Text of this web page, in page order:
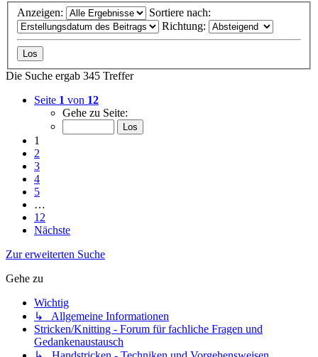
Anzeigen:
Sortiere nach:
Richtung:
Die Suche ergab 345 Treffer
Seite 1 von 12
Gehe zu Seite:
1
2
3
4
5
…
12
Nächste
Zur erweiterten Suche
Gehe zu
Wichtig
↳ Allgemeine Informationen
Stricken/Knitting - Forum für fachliche Fragen und
Gedankenaustausch